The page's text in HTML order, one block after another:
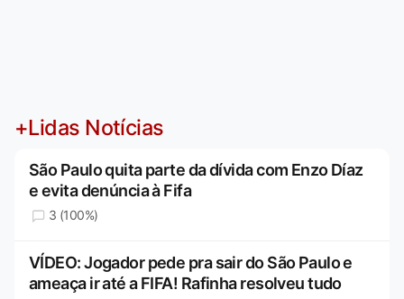
+Lidas Notícias
São Paulo quita parte da dívida com Enzo Díaz
e evita denúncia à Fifa
3 (100%)
VÍDEO: Jogador pede pra sair do São Paulo e
ameaça ir até a FIFA! Rafinha resolveu tudo